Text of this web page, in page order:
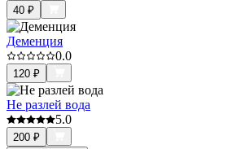
40 ₽
Деменция
0.0
120 ₽
Не разлей вода
5.0
200 ₽